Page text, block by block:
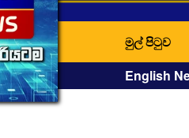
මුල් පිටුව
English